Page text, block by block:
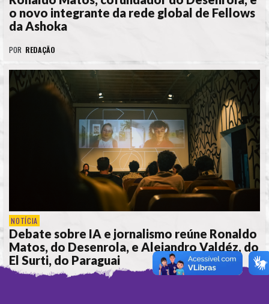
o novo integrante da rede global de Fellows
da Ashoka
POR REDAÇÃO
NOTÍCIA
Debate sobre IA e jornalismo reúne Ronaldo
Matos, do Desenrola, e Alejandro Valdéz, do
El Surti, do Paraguai